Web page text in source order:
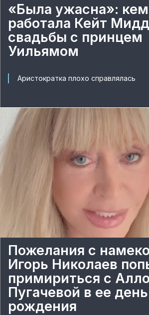
«Была ужасна»: кем
работала Кейт
свадьбы с принцем
Уильямом
Аристократка плохо справлялась
Пожелания с
Игорь Николаев
примириться с
Пугачевой в ее день
рождения